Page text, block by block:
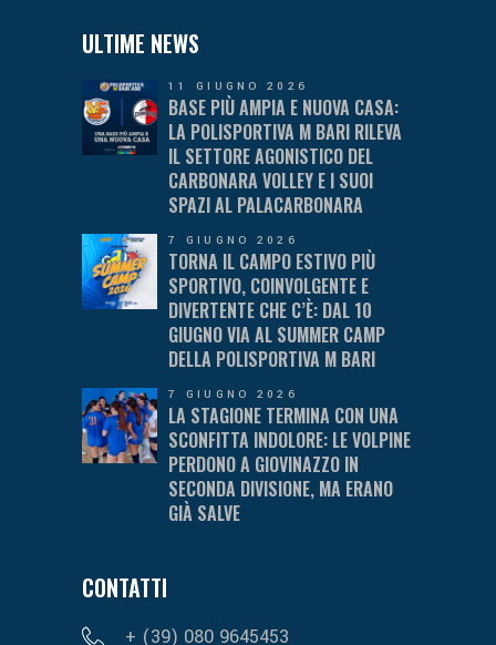
ULTIME NEWS
11 GIUGNO 2026
BASE PIÙ AMPIA E NUOVA CASA:
LA POLISPORTIVA M BARI RILEVA
IL SETTORE AGONISTICO DEL
CARBONARA VOLLEY E I SUOI
SPAZI AL PALACARBONARA
7 GIUGNO 2026
TORNA IL CAMPO ESTIVO PIÙ
SPORTIVO, COINVOLGENTE E
DIVERTENTE CHE C’È: DAL 10
GIUGNO VIA AL SUMMER CAMP
DELLA POLISPORTIVA M BARI
7 GIUGNO 2026
LA STAGIONE TERMINA CON UNA
SCONFITTA INDOLORE: LE VOLPINE
PERDONO A GIOVINAZZO IN
SECONDA DIVISIONE, MA ERANO
GIÀ SALVE
CONTATTI
+ (39) 080 9645453